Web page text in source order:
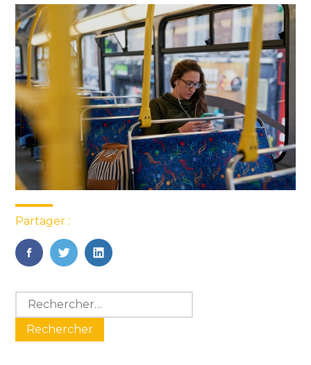
Partager :
FaceBook
TwitterLinkedIn
Blog
sidebar
Rechercher :